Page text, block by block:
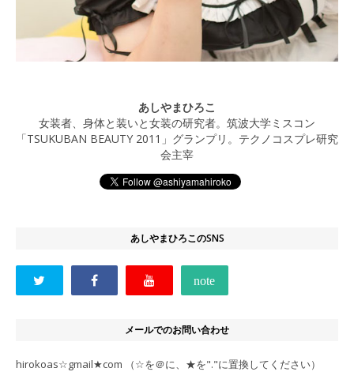
あしやまひろこ
女装者、身体と装いと女装の研究者。筑波大学ミスコン
「TSUKUBAN BEAUTY 2011」グランプリ。テクノコスプレ研究
会主宰
あしやまひろこのSNS
メールでのお問い合わせ
hirokoas☆gmail★com （☆を＠に、★を"."に置換してください）